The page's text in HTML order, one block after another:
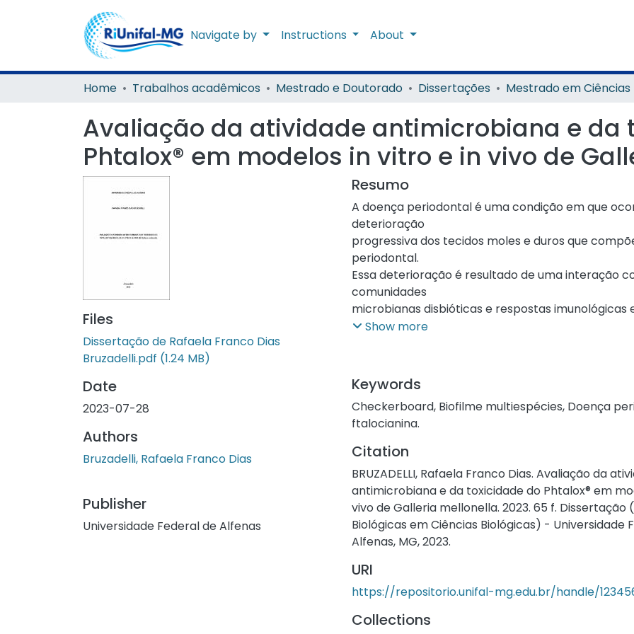
Navigate by Instructions About
Home Trabalhos acadêmicos Mestrado e Doutorado Dissertações
Avaliação da atividade antimicrobiana e da
Phtalox® em modelos in vitro e in vivo de
Files
Dissertação de Rafaela Franco Dias
Bruzadelli.pdf (1.24 MB)
Date
2023-07-28
Authors
Bruzadelli, Rafaela Franco Dias
Publisher
Universidade Federal de Alfenas
Resumo
A doença periodontal é uma condição em que
deterioração
progressiva dos tecidos moles e duros que
periodontal.
Essa deterioração é resultado de uma interação
comunidades
microbianas disbióticas e respostas imunológicas
tecidos
composta por
diversas gêneros e espécies bacterianos, como a
gingivalis e a
Tannerella forsythia. O tratamento para a doença
muitas vezes
envolve o uso de antibióticos, e, portanto, há uma
pesquisas
voltadas para o desenvolvimento de novos
inibir ou
eliminar o biofilme presente. Nesse contexto, o
surge como um
potencial antimicrobiano. Trata-se de uma ferro-
grupos carboxila em suas extremidades e ferro no
propriedades oxidantes, promovendo a geração
Show more
Keywords
Checkerboard, Biofilme multiespécies, Doença
ftalocianina.
Citation
BRUZADELLI, Rafaela Franco Dias. Avaliação da
antimicrobiana e da toxicidade do Phtalox® em
vivo de Galleria mellonella. 2023. 65 f. Dissertação
Biológicas em Ciências Biológicas) - Universidade
Alfenas, MG, 2023.
URI
https://repositorio.unifal-mg.edu.br/handle/
Collections